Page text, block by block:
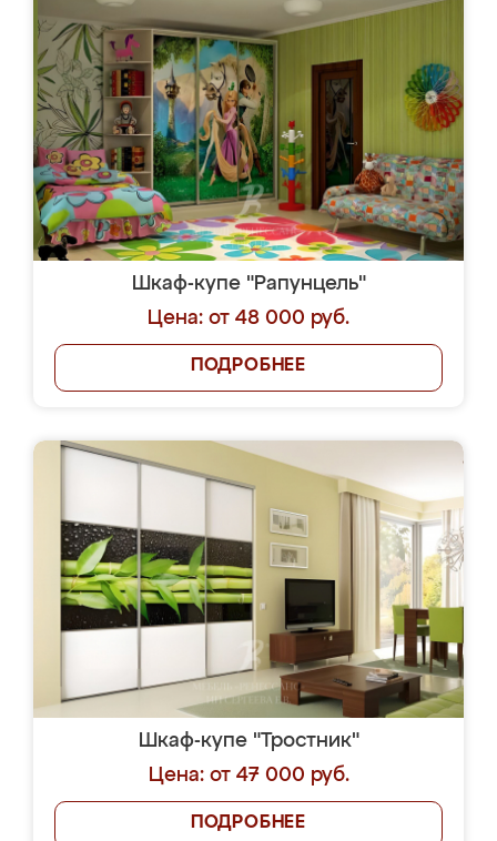
Шкаф-купе "Рапунцель"
Цена: от 48 000 руб.
ПОДРОБНЕЕ
Шкаф-купе "Тростник"
Цена: от 47 000 руб.
ПОДРОБНЕЕ